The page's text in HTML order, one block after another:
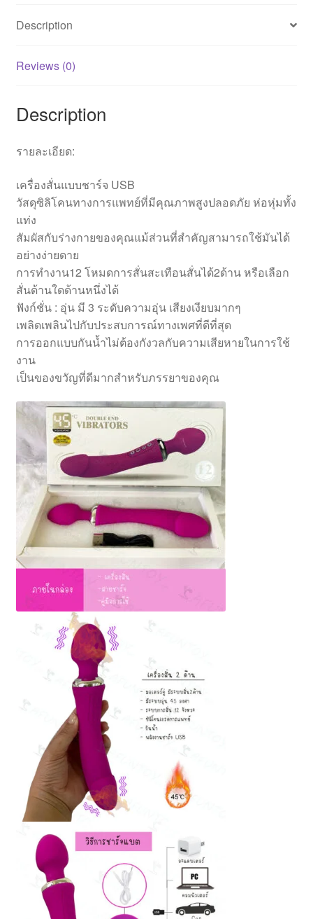
Description
Reviews (0)
Description
รายละเอียด:
เครื่องสั่นแบบชาร์จ USB
วัสดุซิลิโคนทางการแพทย์ที่มีคุณภาพสูงปลอดภัย ห่อหุ่มทั้ง
แท่ง
สัมผัสกับร่างกายของคุณแม้ส่วนที่สำคัญสามารถใช้มันได้
อย่างง่ายดาย
การทำงาน12 โหมดการสั่นสะเทือนสั่นได้2ด้าน หรือเลือก
สั่นด้านใดด้านหนึ่งได้
ฟังก์ชั่น : อุ่น มี 3 ระดับความอุ่น เสียงเงียบมากๆ
เพลิดเพลินไปกับประสบการณ์ทางเพศที่ดีที่สุด
การออกแบบกันน้ำไม่ต้องกังวลกับความเสียหายในการใช้
งาน
เป็นของขวัญที่ดีมากสำหรับภรรยาของคุณ